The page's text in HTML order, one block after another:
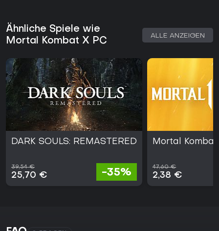
Ähnliche Spiele wie
Mortal Kombat X PC
ALLE ANZEIGEN
DARK SOULS: REMASTERED
39,54 €
25,70 € -35%
Mortal Kombat
47,60 €
2,38 €